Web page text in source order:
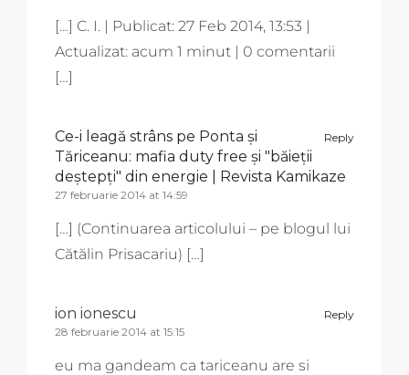
[…] C. I. | Publicat: 27 Feb 2014, 13:53 |
Actualizat: acum 1 minut | 0 comentarii
[…]
Reply
Ce-i leagă strâns pe Ponta și
Tăriceanu: mafia duty free și "băieții
deștepți" din energie | Revista Kamikaze
27 februarie 2014 at 14:59
[…] (Continuarea articolului – pe blogul lui
Cătălin Prisacariu) […]
Reply
ion ionescu
28 februarie 2014 at 15:15
eu ma gandeam ca tariceanu are si